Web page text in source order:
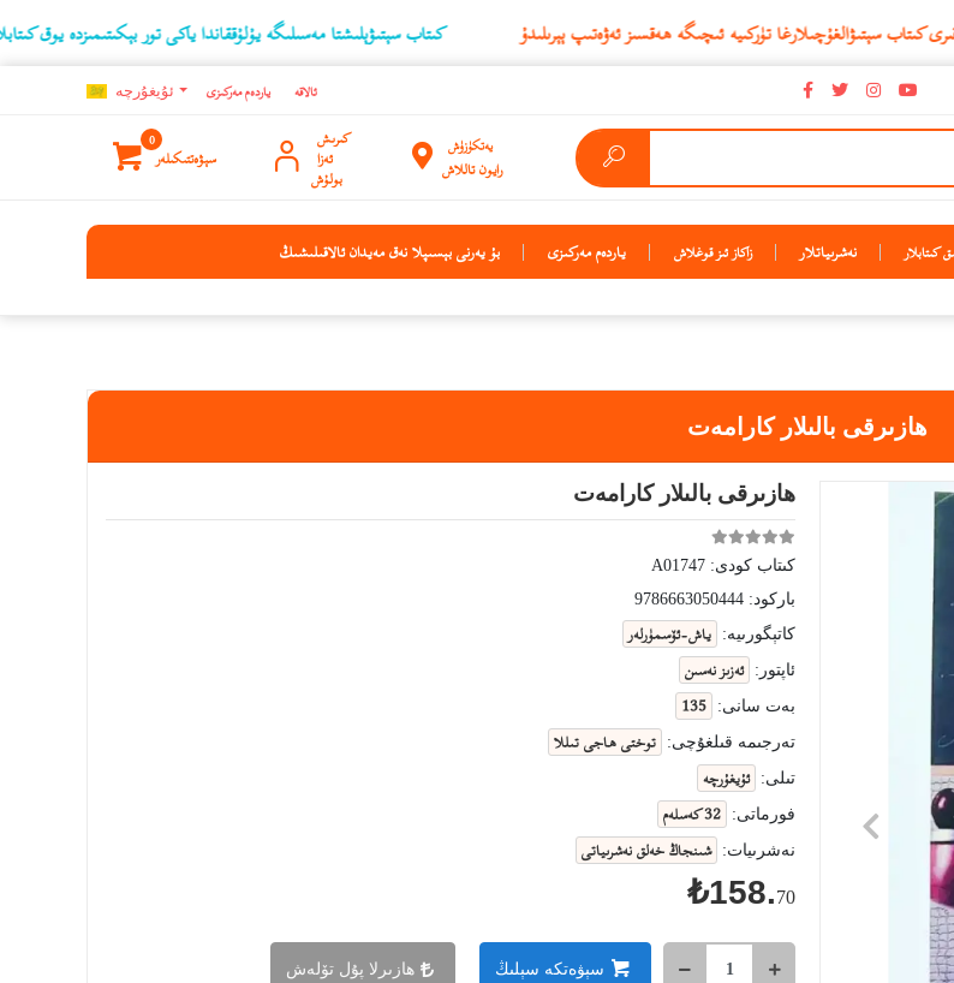
كىتاب سېتىۋېلىشتا مەسىلىگە يۇلۇققاندا ياكى تور بېكىتىمىزدە يوق كىتابلارنىڭ
ئۇيغۇرچه ياردەم مەركىزى ئالاقە
يەتكۈزۈش
رايون تاللاش
كىرىش
ئەزا
بولۇش
0
سېۋەتتىكىلەر
كىتابلار نەشرىياتلار زاكاز ئىز قوغلاش ياردەم مەركىزى بۇ يەرنى بېسىپلا نەق مەيدان ئالاقىلىشىڭ
ھازىرقى بالىلار كارامەت
ھازىرقى بالىلار كارامەت
كىتاب كودى: A01747
باركود: 9786663050444
كاتېگورىيە:
ياش-ئۆسمۈرلەر
ئاپتور: ئەزىز نەسىن
بەت سانى: 135
تەرجىمە قىلغۇچى: توختى ھاجى تىللا
تىلى: ئۇيغۇرچە
فورماتى: 32 كەسلەم
نەشرىيات: شىنجاڭ خەلق نەشرىياتى
₺158.70
سېۋەتكە سېلىڭ ھازىرلا پۇل تۆلەش